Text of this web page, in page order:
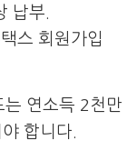
납부.
스 회원가입
연소득 2천만
합니다.